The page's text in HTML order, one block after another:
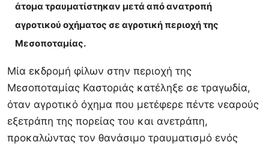
άτομα τραυματίστηκαν μετά από ανατροπή
αγροτικού οχήματος σε αγροτική περιοχή της
Μεσοποταμίας.
Μία εκδρομή φίλων στην περιοχή της
Μεσοποταμίας Καστοριάς κατέληξε σε τραγωδία,
όταν αγροτικό όχημα που μετέφερε πέντε νεαρούς
εξετράπη της πορείας του και ανετράπη,
προκαλώντας τον θανάσιμο τραυματισμό ενός